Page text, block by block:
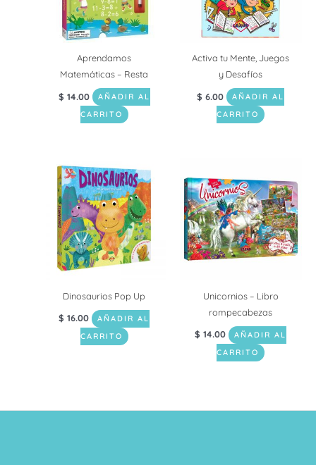
Aprendamos
Matemáticas – Resta
$ 14.00
AÑADIR AL
CARRITO
Activa tu Mente, Juegos
y Desafíos
$ 6.00
AÑADIR AL
CARRITO
Dinosaurios Pop Up
$ 16.00
AÑADIR AL
CARRITO
Unicornios – Libro
rompecabezas
$ 14.00
AÑADIR AL
CARRITO